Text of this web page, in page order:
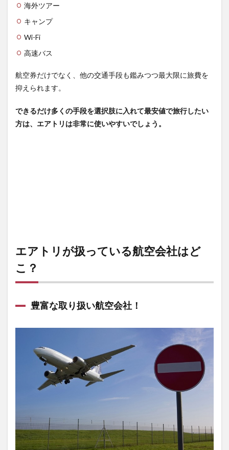
海外ツアー
キャンプ
Wi-Fi
高速バス
航空券だけでなく、他の交通手段も鑑みつつ最大限に旅費を
抑えられます。
できるだけ多くの手段を選択肢に入れて最安値で旅行したい
方は、エアトリは非常に使いやすいでしょう。
エアトリが扱っている航空会社はど
こ？
豊富な取り扱い航空会社！